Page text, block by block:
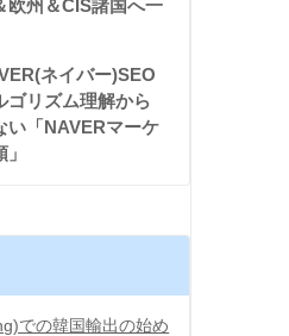
欧州＆CIS諸国へ一
ネイバー)SEO
ゴリズム理解から
い「NAVERマーケ
での韓国輸出の始め